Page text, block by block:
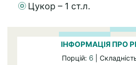
Цукор – 1 ст.л.
ІНФОРМАЦІЯ ПРО
Порцій: 6 |